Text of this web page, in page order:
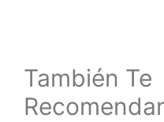
También Te